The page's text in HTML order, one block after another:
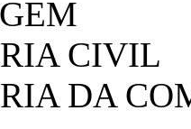
CIVIL
DA